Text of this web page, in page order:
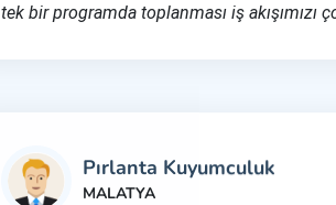
tek bir programda toplanması iş akışımızı
Pırlanta Kuyumculuk
MALATYA